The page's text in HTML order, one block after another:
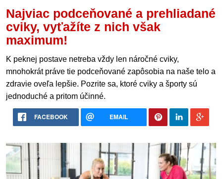
Najviac podceňované a prehliadané
cviky, vyťažíte z nich však
maximum!
K peknej postave netreba vždy len náročné cviky,
mnohokrát práve tie podceňované zapôsobia na naše telo a
zdravie oveľa lepšie. Pozrite sa, ktoré cviky a športy sú
jednoduché a pritom účinné.
FACEBOOK EMAIL